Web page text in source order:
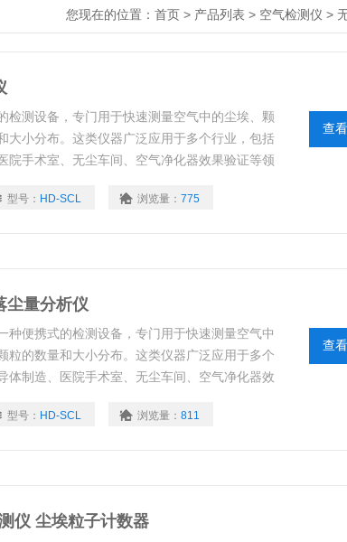
您现在的位置： 首页 > 产品列表 > 空气检测仪 >
检测设备，专门用于快速测量空气中的尘埃、颗
大小分布。这类仪器广泛应用于多个行业，包括
院手术室、无尘车间、空气净化器效果验证等领
型号： HD-SCL 浏览量： 775
查
尘量分析仪
种便携式的检测设备，专门用于快速测量空气中
粒的数量和大小分布。这类仪器广泛应用于多个
体制造、医院手术室、无尘车间、空气净化器效
型号： HD-SCL 浏览量： 811
查
仪 尘埃粒子计数器